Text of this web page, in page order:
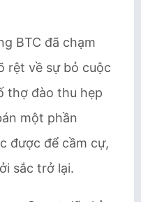
BTC đã chạm
rệt về sự bỏ cuộc
thợ đào thu hẹp
một phần
được để cầm cự,
sắc trở lại.